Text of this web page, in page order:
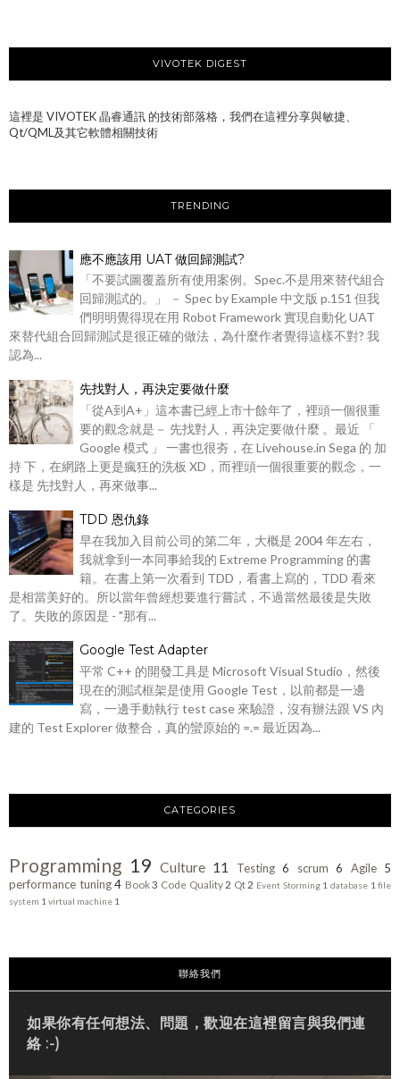
VIVOTEK DIGEST
這裡是 VIVOTEK 晶睿通訊 的技術部落格，我們在這裡分享與敏捷、
Qt/QML及其它軟體相關技術
TRENDING
應不應該用 UAT 做回歸測試?
「不要試圖覆蓋所有使用案例。Spec.不是用來替代組合
回歸測試的。」 － Spec by Example 中文版 p.151 但我
們明明覺得現在用 Robot Framework 實現自動化 UAT
來替代組合回歸測試是很正確的做法，為什麼作者覺得這樣不對? 我
認為...
先找對人，再決定要做什麼
「從A到A+」這本書已經上市十餘年了，裡頭一個很重
要的觀念就是－ 先找對人，再決定要做什麼 。最近 「
Google 模式 」 一書也很夯，在 Livehouse.in Sega 的 加
持 下，在網路上更是瘋狂的洗板 XD，而裡頭一個很重要的觀念，一
樣是 先找對人，再來做事...
TDD 恩仇錄
早在我加入目前公司的第二年，大概是 2004 年左右，
我就拿到一本同事給我的 Extreme Programming 的書
籍。在書上第一次看到 TDD，看書上寫的，TDD 看來
是相當美好的。所以當年曾經想要進行嘗試，不過當然最後是失敗
了。失敗的原因是 - "那有...
Google Test Adapter
平常 C++ 的開發工具是 Microsoft Visual Studio，然後
現在的測試框架是使用 Google Test，以前都是一邊
寫，一邊手動執行 test case 來驗證，沒有辦法跟 VS 內
建的 Test Explorer 做整合，真的蠻原始的 =.= 最近因為...
CATEGORIES
Programming 19 Culture 11 Testing 6 scrum 6 Agile 5
performance tuning 4 Book3 Code Quality 2 Qt 2 Event Storming 1 database 1 file
system 1 virtual machine 1
聯絡我們
如果你有任何想法、問題，歡迎在這裡留言與我們連
絡 :-)